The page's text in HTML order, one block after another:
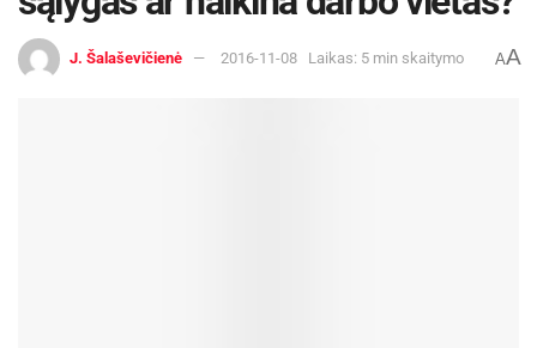
J. Šalaševičienė 2016-11-08 Laikas: 5 min skaitymo AA